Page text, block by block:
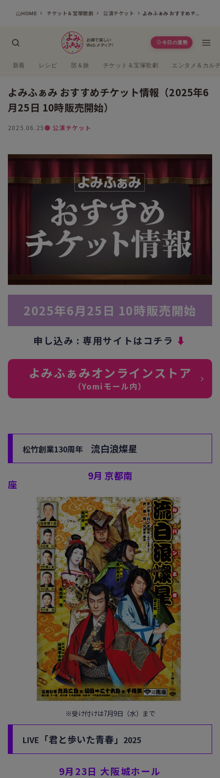
HOME チケット＆宝塚歌劇 公演チケット よみふぁみ おすすめチケット情報（2025年6月25日 10時販売開始）
今日の運勢
新着 レシピ 宿＆旅 チケット＆宝塚歌劇 エンタメ＆カル
よみふぁみ おすすめチケット情報（2025年6
月25日 10時販売開始）
2025.06.25● 公演チケット
2025年6月25日 10時販売開始
申し込み : 専用サイトはコチラ ⬇︎
よみふぁみオンラインストア
（Yomiモール内）
松竹創業130周年 流白浪燦星
9月 京都南
座
※受け付けは7月9日（水）まで
LIVE 「君と歩いた青春」 2025
9月23日 大阪城ホール